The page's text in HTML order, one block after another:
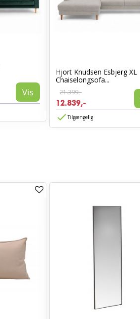
Vis
Hjort Knudsen Esbjerg XL
Chaiselongsofa...
21.399,-
12.839,-
Tilgængelig